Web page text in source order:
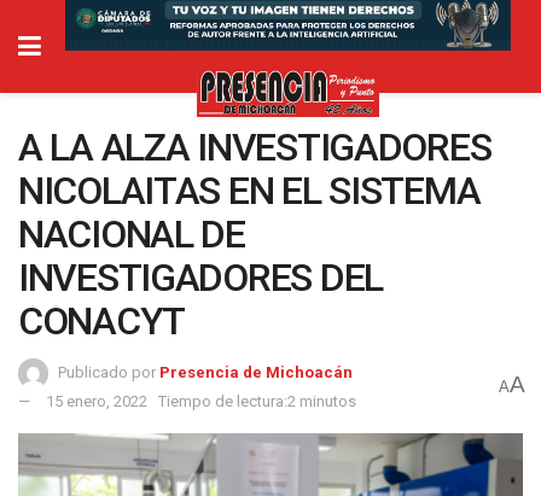
A LA ALZA INVESTIGADORES
NICOLAITAS EN EL SISTEMA
NACIONAL DE
INVESTIGADORES DEL
CONACYT
Publicado por Presencia de Michoacán
15 enero, 2022
Tiempo de lectura:2 minutos
AA